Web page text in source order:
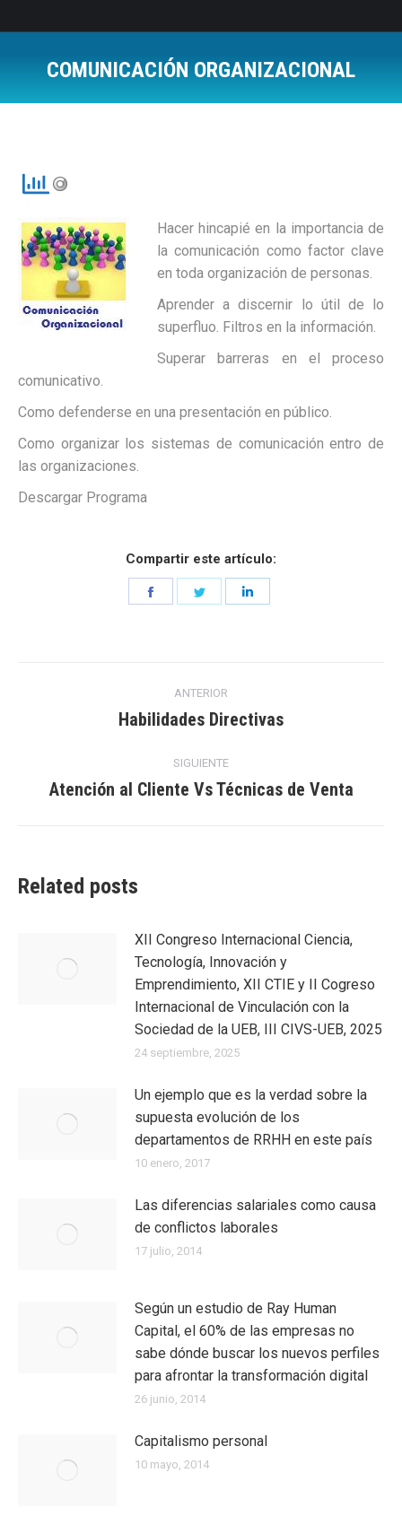
COMUNICACIÓN ORGANIZACIONAL
Hacer hincapié en la importancia de
la comunicación como factor clave
en toda organización de personas.
Aprender a discernir lo útil de lo
superfluo. Filtros en la información.
Superar barreras en el proceso
comunicativo.
Como defenderse en una presentación en público.
Como organizar los sistemas de comunicación entro de
las organizaciones.
Descargar Programa
Compartir este artículo:
Share
ANTERIOR
Entrada
Habilidades Directivas
SIGUIENTE
Entrada
Atención al Cliente Vs Técnicas de Venta
Related posts
XII Congreso Internacional Ciencia,
Tecnología, Innovación y
Emprendimiento, XII CTIE y II Cogreso
Internacional de Vinculación con la
Sociedad de la UEB, III CIVS-UEB, 2025
24 septiembre, 2025
Un ejemplo que es la verdad sobre la
supuesta evolución de los
departamentos de RRHH en este país
10 enero, 2017
Las diferencias salariales como causa
de conflictos laborales
17 julio, 2014
Según un estudio de Ray Human
Capital, el 60% de las empresas no
sabe dónde buscar los nuevos perfiles
para afrontar la transformación digital
26 junio, 2014
Capitalismo personal
10 mayo, 2014